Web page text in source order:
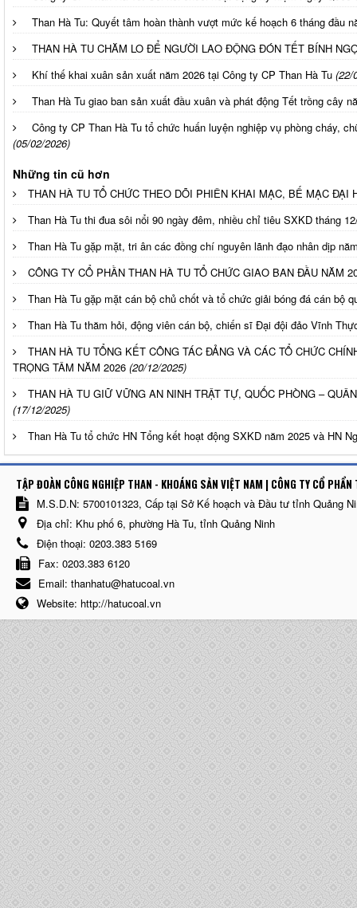
Than Hà Tu: Quyết tâm hoàn thành vượt mức kế hoạch 6 tháng đầu
THAN HÀ TU CHĂM LO ĐỂ NGƯỜI LAO ĐỘNG ĐÓN TẾT BÍNH
Khí thế khai xuân sản xuất năm 2026 tại Công ty CP Than Hà Tu (22/
Than Hà Tu giao ban sản xuất đầu xuân và phát động Tết trồng cây
Công ty CP Than Hà Tu tổ chức huấn luyện nghiệp vụ phòng cháy,
(05/02/2026)
Những tin cũ hơn
THAN HÀ TU TỔ CHỨC THEO DÕI PHIÊN KHAI MẠC, BẾ MẠC ĐẠI
Than Hà Tu thi đua sôi nổi 90 ngày đêm, nhiều chỉ tiêu SXKD tháng
Than Hà Tu gặp mặt, tri ân các đồng chí nguyên lãnh đạo nhân dịp
CÔNG TY CỔ PHẦN THAN HÀ TU TỔ CHỨC GIAO BAN ĐẦU NĂM
Than Hà Tu gặp mặt cán bộ chủ chốt và tổ chức giải bóng đá cán bộ
Than Hà Tu thăm hỏi, động viên cán bộ, chiến sĩ Đại đội đảo Vĩnh
THAN HÀ TU TỔNG KẾT CÔNG TÁC ĐẢNG VÀ CÁC TỔ CHỨC
TRỌNG TÂM NĂM 2026 (20/12/2025)
THAN HÀ TU GIỮ VỮNG AN NINH TRẬT TỰ, QUỐC PHÒNG –
(17/12/2025)
Than Hà Tu tổ chức HN Tổng kết hoạt động SXKD năm 2025 và HN
TẬP ĐOÀN CÔNG NGHIỆP THAN - KHOÁNG SẢN VIỆT NAM | CÔNG TY CỔ
M.S.D.N: 5700101323, Cấp tại Sở Kế hoạch và Đầu tư tỉnh Quảng
Địa chỉ: Khu phố 6, phường Hà Tu, tỉnh Quảng Ninh
Điện thoại: 0203.383 5169
Fax: 0203.383 6120
Email: thanhatu@hatucoal.vn
Website: http://hatucoal.vn